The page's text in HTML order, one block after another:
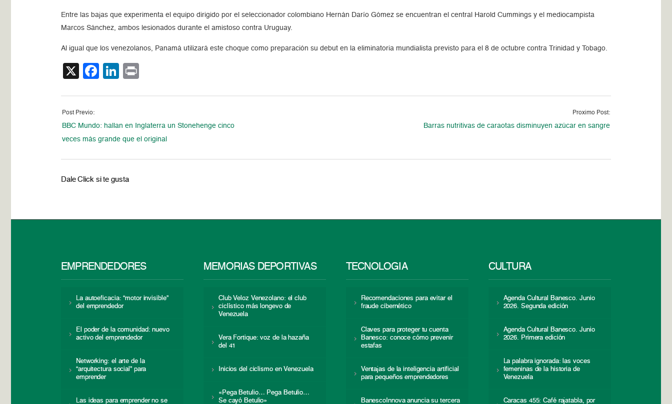
Entre las bajas que experimenta el equipo dirigido por el seleccionador colombiano Hernán Darío Gómez se encuentran el central Harold Cummings y el mediocampista
Marcos Sánchez, ambos lesionados durante el amistoso contra Uruguay.
Al igual que los venezolanos, Panamá utilizará este choque como preparación su debut en la eliminatoria mundialista previsto para el 8 de octubre contra Trinidad y Tobago.
X Facebook
LinkedIn
Post Previo:
BBC Mundo: hallan en Inglaterra un Stonehenge cinco
veces más grande que el original
Proximo Post:
Barras nutritivas de caraotas disminuyen azúcar en sangre
Dale Click si te gusta
EMPRENDEDORES
La autoeficacia: “motor invisible”
del emprendedor
El poder de la comunidad: nuevo
activo del emprendedor
Networking: el arte de la
“arquitectura social” para
emprender
Las ideas para emprender no se
MEMORIAS DEPORTIVAS
Club Veloz Venezolano: el club
ciclístico más longevo de
Venezuela
Vera Fortique: voz de la hazaña
del 41
Inicios del ciclismo en Venezuela
«Pega Betulio… Pega Betulio…
Se cayó Betulio»
TECNOLOGÍA
Recomendaciones para evitar el
fraude cibernético
Claves para proteger tu cuenta
Banesco: conoce cómo prevenir
estafas
Ventajas de la inteligencia artificial
para pequeños emprendedores
BanescoInnova anuncia su tercera
CULTURA
Agenda Cultural Banesco. Junio
2026. Segunda edición
Agenda Cultural Banesco. Junio
2026. Primera edición
La palabra ignorada: las voces
femeninas de la historia de
Venezuela
Caracas 455: Café rajatabla, por